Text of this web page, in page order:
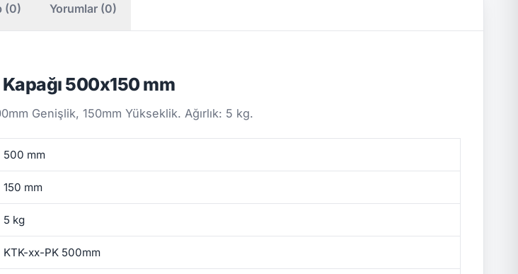
(0) Yorumlar (0)
500x150 mm
Genişlik, 150mm Yükseklik. Ağırlık: 5 kg.
500 mm
150 mm
5 kg
KTK-xx-PK 500mm